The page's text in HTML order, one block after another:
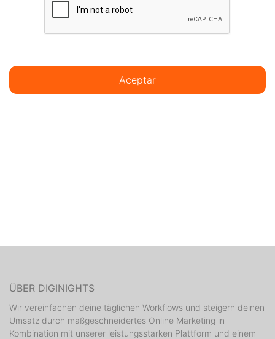
Aceptar
ÜBER DIGINIGHTS
Wir vereinfachen deine täglichen Workflows und steigern deinen
Umsatz durch maßgeschneidertes Online Marketing in
Kombination mit unserer leistungsstarken Plattform und einem